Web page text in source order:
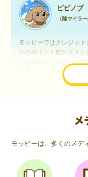
ピピノブ
（陸マイラ
モッピーではクレジッ
りのポイント数が大き
交換しています。この
行や海外旅行を実現し
いつもの
（20代・女
友達に勧められてモッ
い物をすることが多い
メ
モッピーは、多くのメデ